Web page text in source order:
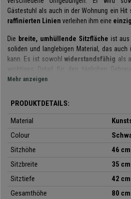
Gästestuhl als auch in der Wohnung ein Hit
raffinierten Linien verleihen ihm eine
Die breite, umhüllende Sitzfläche ist aus
soliden und langlebigen Material, das auch
kann. Es ist sowohlwiderstandsfähig als
wichtiges Detail für den täglichen
Rückenlehne und Armlehnen
Verbindung ein.
DasGestell
kratzfesten und rutschfesten Füßen
vielen schönen Farben erhältlich
, so
können, die am besten zu den anderen
Also,worauf warten Sie noch?
Bei
Mehr anzeigen
PRODUKTDETAILS:
Material
Colour
Sitzhöhe
46 cm
Sitzbreite
35 cm
Sitztiefe
42 cm
Gesamthöhe
80 cm